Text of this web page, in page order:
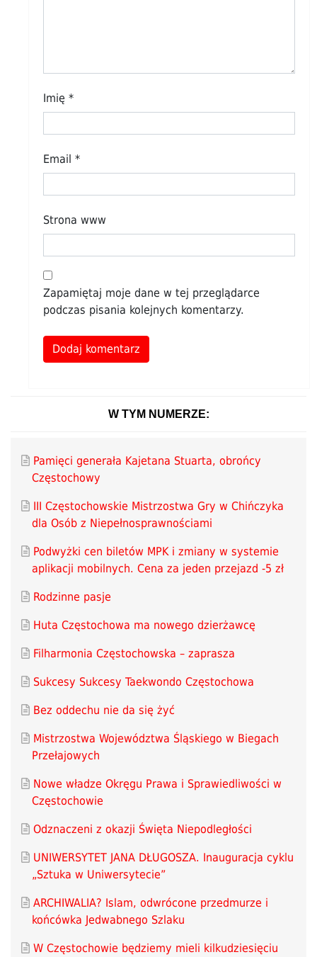
Imię *
Email *
Strona www
Zapamiętaj moje dane w tej przeglądarce
podczas pisania kolejnych komentarzy.
W TYM NUMERZE:
Pamięci generała Kajetana Stuarta, obrońcy
Częstochowy
III Częstochowskie Mistrzostwa Gry w Chińczyka
dla Osób z Niepełnosprawnościami
Podwyżki cen biletów MPK i zmiany w systemie
aplikacji mobilnych. Cena za jeden przejazd -5 zł
Rodzinne pasje
Huta Częstochowa ma nowego dzierżawcę
Filharmonia Częstochowska – zaprasza
Sukcesy Sukcesy Taekwondo Częstochowa
Bez oddechu nie da się żyć
Mistrzostwa Województwa Śląskiego w Biegach
Przełajowych
Nowe władze Okręgu Prawa i Sprawiedliwości w
Częstochowie
Odznaczeni z okazji Święta Niepodległości
UNIWERSYTET JANA DŁUGOSZA. Inauguracja cyklu
„Sztuka w Uniwersytecie”
ARCHIWALIA? Islam, odwrócone przedmurze i
końcówka Jedwabnego Szlaku
W Częstochowie będziemy mieli kilkudziesięciu